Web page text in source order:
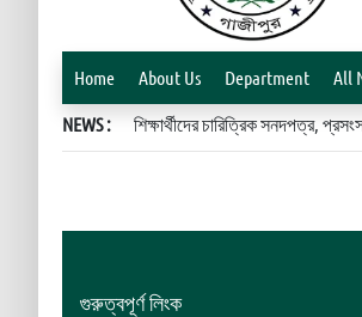
Home About Us Department All
NEWS : শিক্ষার্থীদের চারিত্রিক সনদপত্র,
গুরুত্বপূর্ণ লিংক